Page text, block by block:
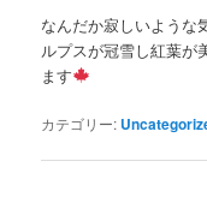
なんだか寂しいような
ルプスが冠雪し紅葉が
ます
カテゴリー: